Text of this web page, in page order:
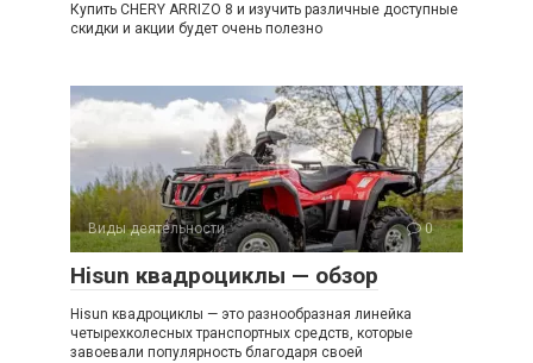
Купить CHERY ARRIZO 8 и изучить различные доступные
скидки и акции будет очень полезно
Виды деятельности 0
Hisun квадроциклы — обзор
Hisun квадроциклы — это разнообразная линейка
четырехколесных транспортных средств, которые
завоевали популярность благодаря своей